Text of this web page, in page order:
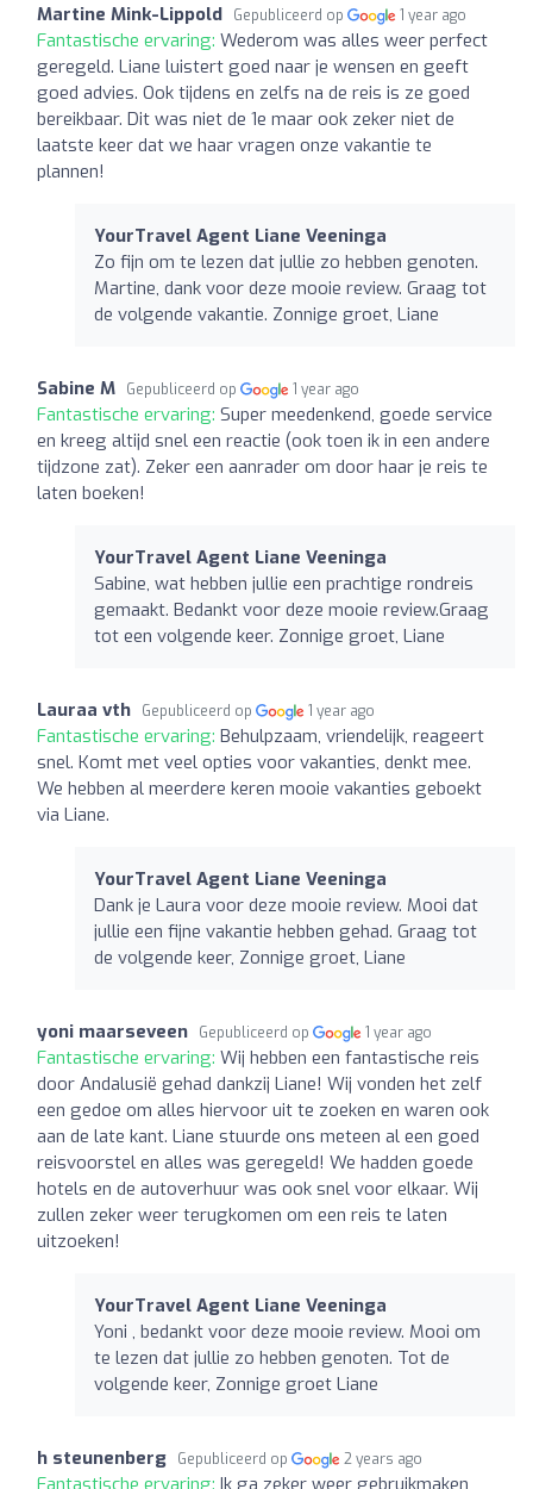
Martine Mink-Lippold Gepubliceerd op 1 year ago
Fantastische ervaring: Wederom was alles weer perfect
geregeld. Liane luistert goed naar je wensen en geeft
goed advies. Ook tijdens en zelfs na de reis is ze goed
bereikbaar. Dit was niet de 1e maar ook zeker niet de
laatste keer dat we haar vragen onze vakantie te
plannen!
YourTravel Agent Liane Veeninga
Zo fijn om te lezen dat jullie zo hebben genoten.
Martine, dank voor deze mooie review. Graag tot
de volgende vakantie. Zonnige groet, Liane
Sabine M Gepubliceerd op 1 year ago
Fantastische ervaring: Super meedenkend, goede service
en kreeg altijd snel een reactie (ook toen ik in een andere
tijdzone zat). Zeker een aanrader om door haar je reis te
laten boeken!
YourTravel Agent Liane Veeninga
Sabine, wat hebben jullie een prachtige rondreis
gemaakt. Bedankt voor deze mooie review.Graag
tot een volgende keer. Zonnige groet, Liane
Lauraa vth Gepubliceerd op 1 year ago
Fantastische ervaring: Behulpzaam, vriendelijk, reageert
snel. Komt met veel opties voor vakanties, denkt mee.
We hebben al meerdere keren mooie vakanties geboekt
via Liane.
YourTravel Agent Liane Veeninga
Dank je Laura voor deze mooie review. Mooi dat
jullie een fijne vakantie hebben gehad. Graag tot
de volgende keer, Zonnige groet, Liane
yoni maarseveen Gepubliceerd op 1 year ago
Fantastische ervaring: Wij hebben een fantastische reis
door Andalusië gehad dankzij Liane! Wij vonden het zelf
een gedoe om alles hiervoor uit te zoeken en waren ook
aan de late kant. Liane stuurde ons meteen al een goed
reisvoorstel en alles was geregeld! We hadden goede
hotels en de autoverhuur was ook snel voor elkaar. Wij
zullen zeker weer terugkomen om een reis te laten
uitzoeken!
YourTravel Agent Liane Veeninga
Yoni , bedankt voor deze mooie review. Mooi om
te lezen dat jullie zo hebben genoten. Tot de
volgende keer, Zonnige groet Liane
h steunenberg Gepubliceerd op 2 years ago
Fantastische ervaring: Ik ga zeker weer gebruikmaken